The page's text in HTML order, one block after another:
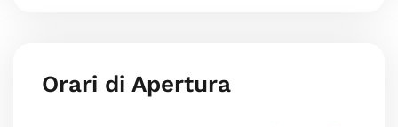
Orari di Apertura